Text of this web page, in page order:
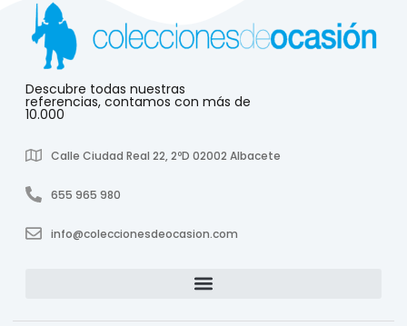
Descubre todas nuestras
referencias, contamos con más de
10.000
Calle Ciudad Real 22, 2ºD 02002 Albacete
655 965 980
info@coleccionesdeocasion.com